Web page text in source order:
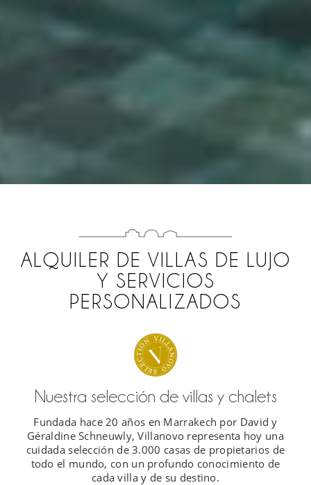
ALQUILER DE VILLAS DE LUJO
Y SERVICIOS
PERSONALIZADOS
Nuestra selección de villas y chalets
Fundada hace 20 años en Marrakech por David y
Géraldine Schneuwly, Villanovo representa hoy una
cuidada selección de 3.000 casas de propietarios de
todo el mundo, con un profundo conocimiento de
cada villa y de su destino.